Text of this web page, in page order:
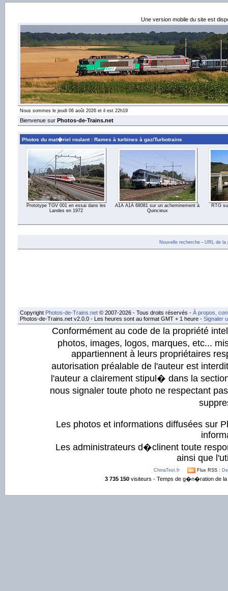
Une version mobile du site est
Nous sommes le jeudi 06 août 2026 et il est 22h19
Bienvenue sur Photos-de-Trains.net
Photos du mat�riel roulant : Rames à turbines à gaz/Turbotrains
Prototype TGV 001 en essai dans les
Landes en 1972
A1A A1A 68081 sur un acheminement à
Quincieux
RTG
Nouvelle recherche- URL de la
Copyright Photos-de-Trains.net © 2007-2026 - Tous droits réservés - À propos,
Photos-de-Trains.net v2.0.0 - Les heures sont au format GMT + 1 heure - Signaler
Conformément au code de la propriété
photos, images, logos, marques, etc...
appartiennent à leurs propriétaires
autorisation préalable de l'auteur est
l'auteur a clairement stipul� dans la
nous signaler toute photo ne respectant
Les photos et informations diffusées sur
Les administrateurs d�clinent toute
ainsi que
ChinaTest.fr Flux RSS :
3 735 150visiteurs - Temps de g�n�ration de